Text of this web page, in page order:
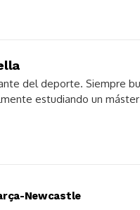
del deporte. Siempre
estudiando un
Newcastle